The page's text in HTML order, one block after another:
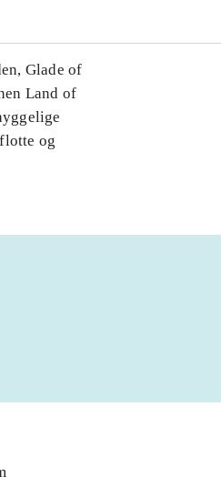
Glade of
Land of
og